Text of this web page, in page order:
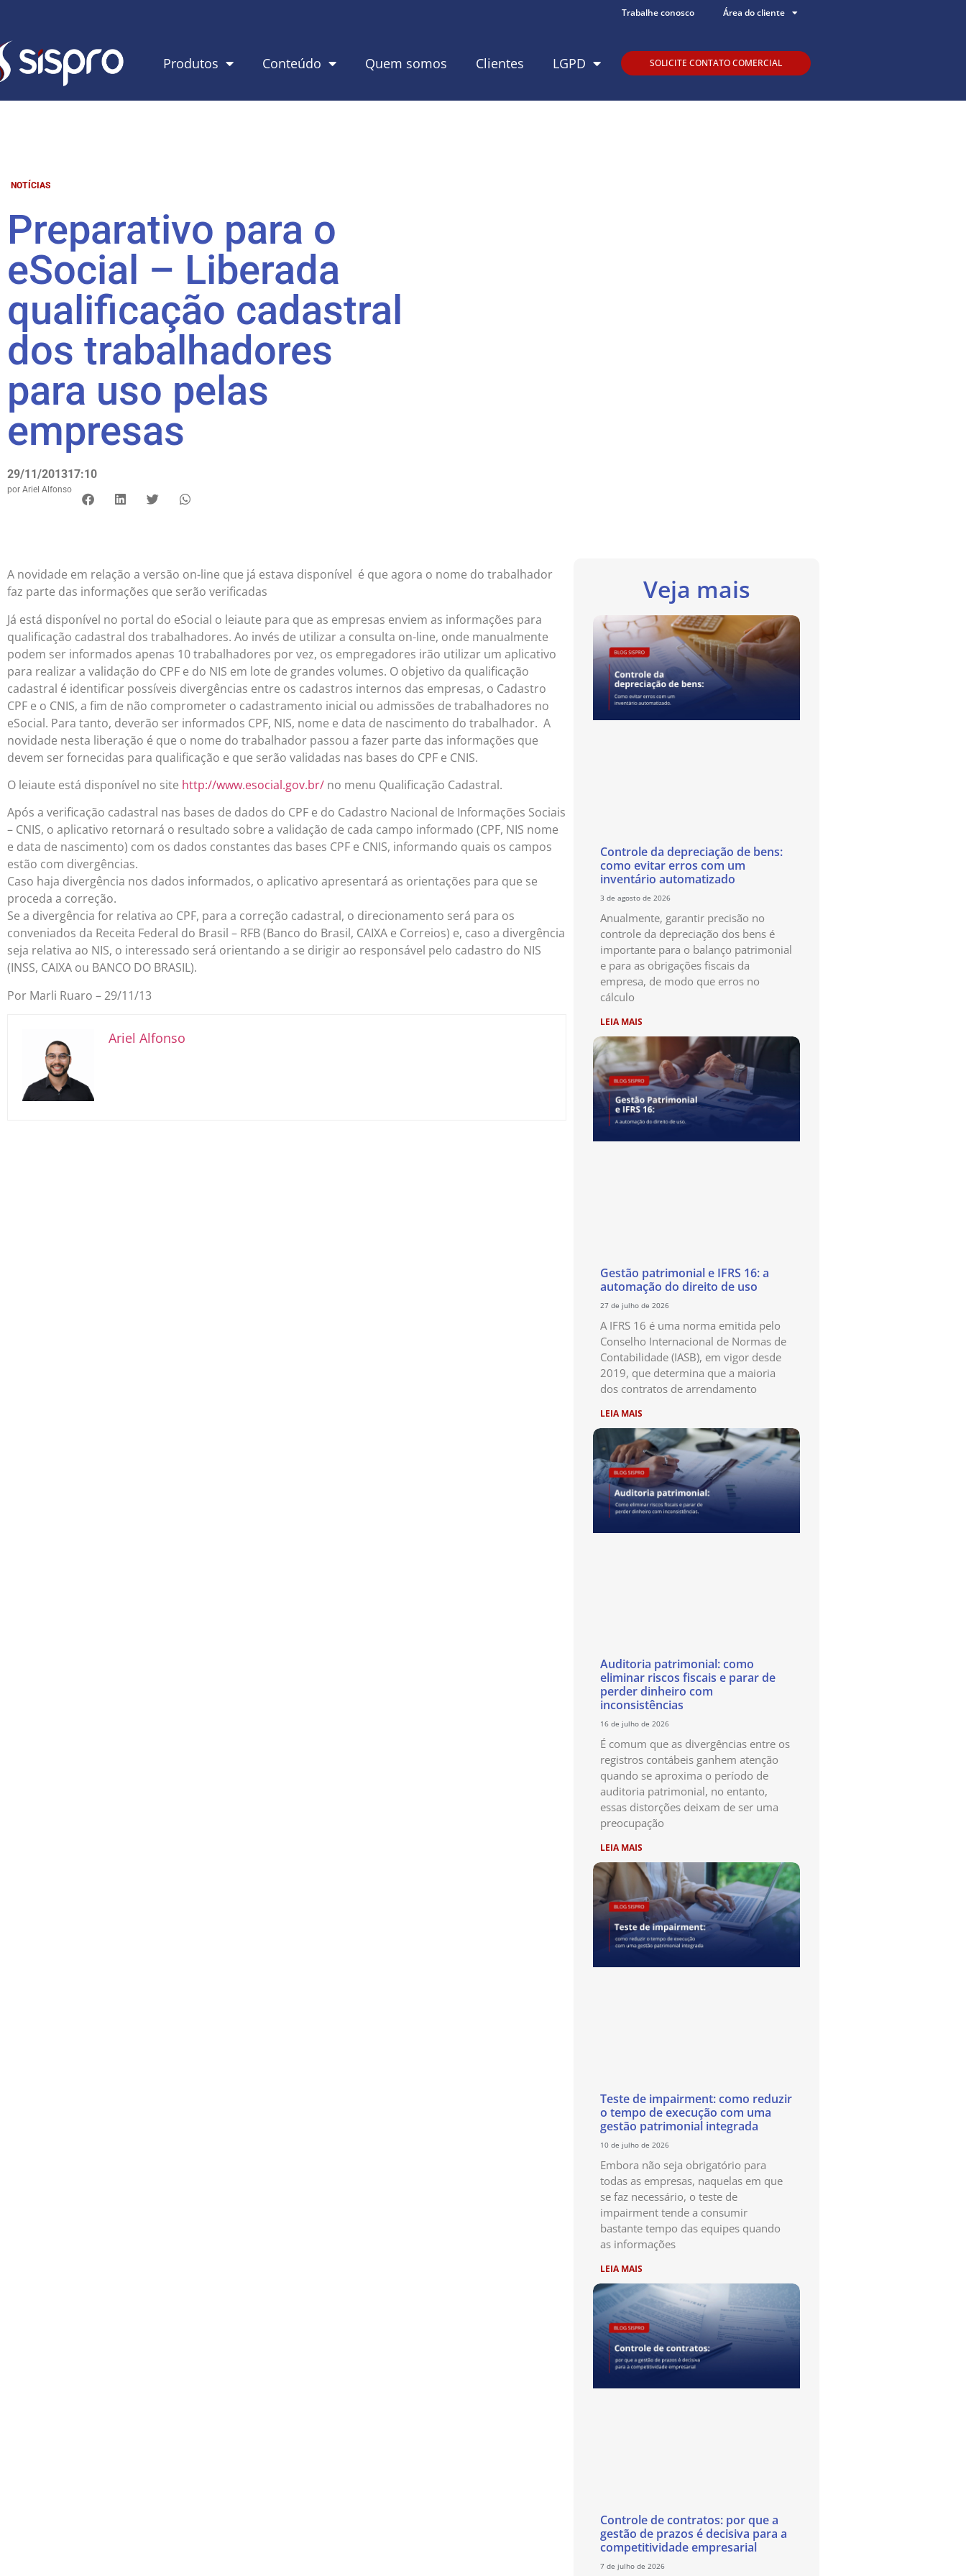
Trabalhe conosco Área do cliente
Produtos Conteúdo Quem somos Clientes LGPD SOLICITE CONTATO COMERCIAL
NOTÍCIAS
Preparativo para o
eSocial – Liberada
qualificação cadastral
dos trabalhadores
para uso pelas
empresas
29/11/201317:10
por Ariel Alfonso
A novidade em relação a versão on-line que já estava disponível é que agora o nome do trabalhador
faz parte das informações que serão verificadas
Já está disponível no portal do eSocial o leiaute para que as empresas enviem as informações para
qualificação cadastral dos trabalhadores. Ao invés de utilizar a consulta on-line, onde manualmente
podem ser informados apenas 10 trabalhadores por vez, os empregadores irão utilizar um aplicativo
para realizar a validação do CPF e do NIS em lote de grandes volumes. O objetivo da qualificação
cadastral é identificar possíveis divergências entre os cadastros internos das empresas, o Cadastro
CPF e o CNIS, a fim de não comprometer o cadastramento inicial ou admissões de trabalhadores no
eSocial. Para tanto, deverão ser informados CPF, NIS, nome e data de nascimento do trabalhador. A
novidade nesta liberação é que o nome do trabalhador passou a fazer parte das informações que
devem ser fornecidas para qualificação e que serão validadas nas bases do CPF e CNIS.
O leiaute está disponível no site http://www.esocial.gov.br/ no menu Qualificação Cadastral.
Após a verificação cadastral nas bases de dados do CPF e do Cadastro Nacional de Informações Sociais
– CNIS, o aplicativo retornará o resultado sobre a validação de cada campo informado (CPF, NIS nome
e data de nascimento) com os dados constantes das bases CPF e CNIS, informando quais os campos
estão com divergências.
Caso haja divergência nos dados informados, o aplicativo apresentará as orientações para que se
proceda a correção.
Se a divergência for relativa ao CPF, para a correção cadastral, o direcionamento será para os
conveniados da Receita Federal do Brasil – RFB (Banco do Brasil, CAIXA e Correios) e, caso a divergência
seja relativa ao NIS, o interessado será orientando a se dirigir ao responsável pelo cadastro do NIS
(INSS, CAIXA ou BANCO DO BRASIL).
Por Marli Ruaro – 29/11/13
Ariel Alfonso
Veja mais
Controle da depreciação de bens:
como evitar erros com um
inventário automatizado
3 de agosto de 2026
Anualmente, garantir precisão no
controle da depreciação dos bens é
importante para o balanço patrimonial
e para as obrigações fiscais da
empresa, de modo que erros no
cálculo
LEIA MAIS
Gestão patrimonial e IFRS 16: a
automação do direito de uso
27 de julho de 2026
A IFRS 16 é uma norma emitida pelo
Conselho Internacional de Normas de
Contabilidade (IASB), em vigor desde
2019, que determina que a maioria
dos contratos de arrendamento
LEIA MAIS
Auditoria patrimonial: como
eliminar riscos fiscais e parar de
perder dinheiro com
inconsistências
16 de julho de 2026
É comum que as divergências entre os
registros contábeis ganhem atenção
quando se aproxima o período de
auditoria patrimonial, no entanto,
essas distorções deixam de ser uma
preocupação
LEIA MAIS
Teste de impairment: como reduzir
o tempo de execução com uma
gestão patrimonial integrada
10 de julho de 2026
Embora não seja obrigatório para
todas as empresas, naquelas em que
se faz necessário, o teste de
impairment tende a consumir
bastante tempo das equipes quando
as informações
LEIA MAIS
Controle de contratos: por que a
gestão de prazos é decisiva para a
competitividade empresarial
7 de julho de 2026